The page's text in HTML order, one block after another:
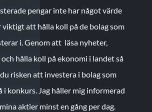
pengar inte har något värde
viktigt att hålla koll på de bolag som
i. Genom att läsa nyheter,
hålla koll på ekonomi i landet så
risken att investera i bolag som
i konkurs. Jag håller mig informerad
aktier minst en gång per dag.